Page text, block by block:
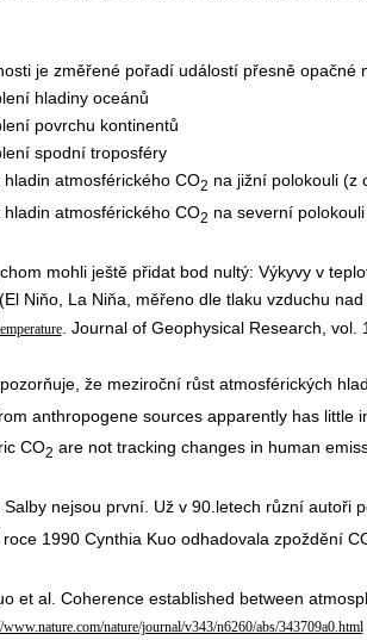
je změřené pořadí událostí přesně opačné
hladiny oceánů
povrchu kontinentů
spodní troposféry
atmosférického CO2 na jižní polokouli (z
atmosférického CO2 na severní
mohli ještě přidat bod nultý: Výkyvy v
Niňo, La Niňa, měřeno dle tlaku vzduchu
. Journal of Geophysical Research, vol.
že meziroční růst atmosférických
anthropogene sources apparently has little
CO2 are not tracking changes in human
Salby nejsou první. Už v 90.letech různí autoři
roce 1990 Cynthia Kuo odhadovala zpoždění
et al. Coherence established between
www.nature.com/nature/journal/v343/n6260/abs/343709a0.html